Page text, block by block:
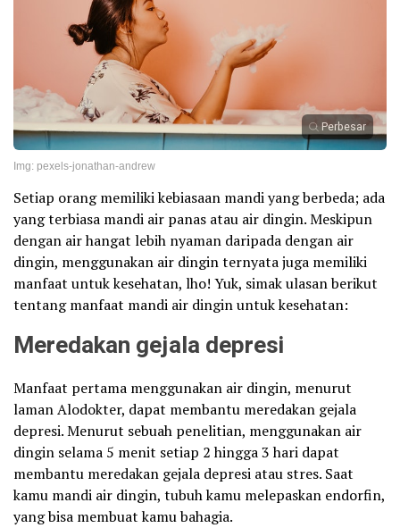
Perbesar
Img: pexels-jonathan-andrew
Setiap orang memiliki kebiasaan mandi yang berbeda; ada
yang terbiasa mandi air panas atau air dingin. Meskipun
dengan air hangat lebih nyaman daripada dengan air
dingin, menggunakan air dingin ternyata juga memiliki
manfaat untuk kesehatan, lho! Yuk, simak ulasan berikut
tentang manfaat mandi air dingin untuk kesehatan:
Meredakan gejala depresi
Manfaat pertama menggunakan air dingin, menurut
laman Alodokter, dapat membantu meredakan gejala
depresi. Menurut sebuah penelitian, menggunakan air
dingin selama 5 menit setiap 2 hingga 3 hari dapat
membantu meredakan gejala depresi atau stres. Saat
kamu mandi air dingin, tubuh kamu melepaskan endorfin,
yang bisa membuat kamu bahagia.